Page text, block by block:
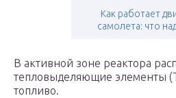
Как работает
самолета: что
В активной зоне реактора
тепловыделяющие элементы
топливо.